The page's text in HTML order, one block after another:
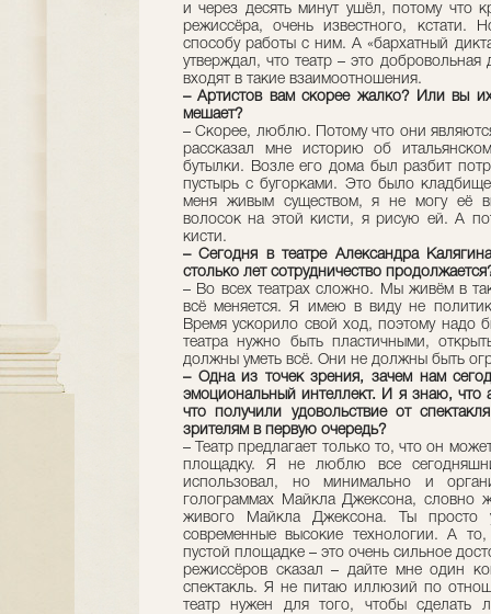
и через десять минут ушёл, потому что
режиссёра, очень известного, кстати.
способу работы с ним. А «бархатный
утверждал, что театр – это добровольная
входят в такие взаимоотношения.
– Артистов вам скорее жалко? Или вы
мешает?
– Скорее, люблю. Потому что они
рассказал мне историю об
бутылки. Возле его дома был разбит
пустырь с бугорками. Это было
меня живым существом, я не могу её
волосок на этой кисти, я рисую ей. А
кисти.
– Сегодня в театре Александра
столько лет сотрудничество
– Во всех театрах сложно. Мы живём в
всё меняется. Я имею в виду не
Время ускорило свой ход, поэтому надо
театра нужно быть пластичными,
должны уметь всё. Они не должны быть
– Одна из точек зрения, зачем нам
эмоциональный интеллект. И я знаю, что
что получили удовольствие от
зрителям в первую очередь?
– Театр предлагает только то, что он
площадку. Я не люблю все
использовал, но минимально и
голограммах Майкла Джексона, словно
живого Майкла Джексона. Ты просто
современные высокие технологии. А
пустой площадке – это очень сильное
режиссёров сказал – дайте мне один
спектакль. Я не питаю иллюзий по
театр нужен для того, чтобы